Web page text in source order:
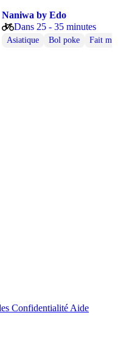
Naniwa by Edo
Dans 25 - 35 minutes
Asiatique Bol poke Fait maison
Confidentialité Aide